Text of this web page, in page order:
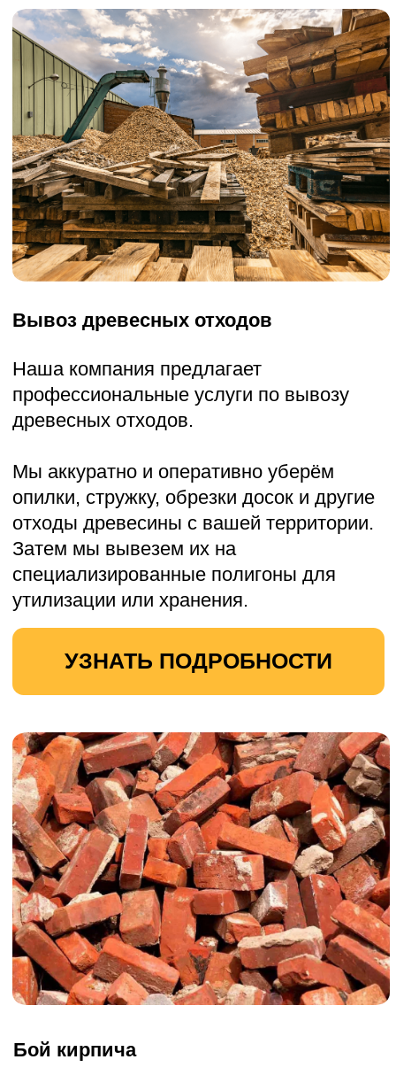
для строительной техники и рабочих,
обеспечив быстрое и безопасное
перемещение по территории объекта.
УЗНАТЬ ПОДРОБНОСТИ